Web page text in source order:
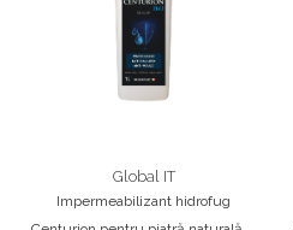
Global IT
Impermeabilizant hidrofug